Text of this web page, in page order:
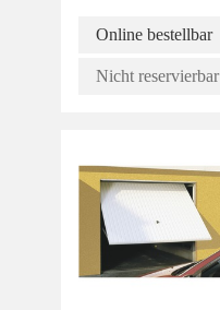
Online bestellbar
Nicht reservierbar